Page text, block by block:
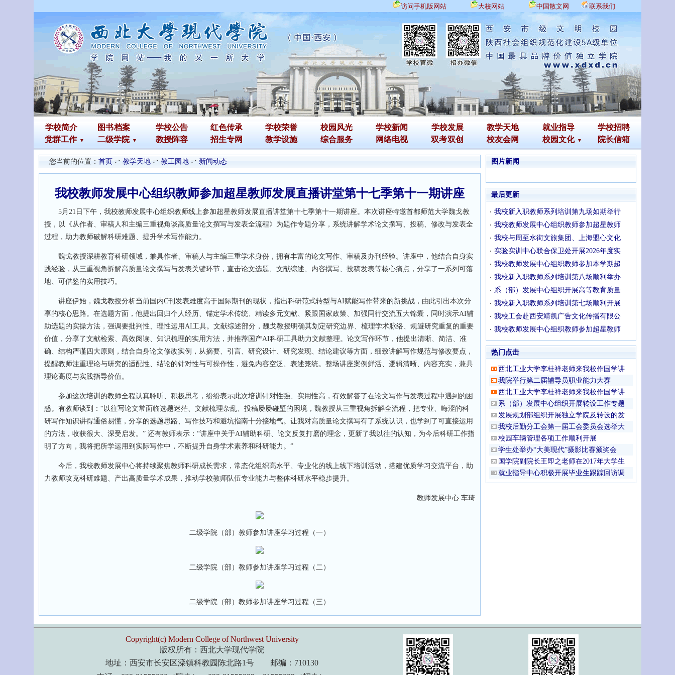
访问手机版网站 大校网站 中国散文网 联系我们
学校简介 图书档案 学校公告 红色传承 学校荣誉 校园风光 学校新闻 学校发展 教学天地 就业指导
学校招聘
党群工作
二级学院 教授阵容 招生专网 教学设施 综合服务 网络电视 双考双创 校友会网 校园文化 院长信箱
您当前的位置： 首页 ⇌ 教学天地 ⇌ 教工园地 ⇌ 新闻动态
我校教师发展中心组织教师参加超星教师发展直播讲堂第十七季第十一期讲座
5月21日下午，我校教师发展中心组织教师线上参加超星教师发展直播讲堂第十七季第十一期讲座。本次讲座特邀首都师范大学魏戈教
授，以《从作者、审稿人和主编三重视角谈高质量论文撰写与发表全流程》为题作专题分享，系统讲解学术论文撰写、投稿、修改与发表全
过程，助力教师破解科研难题、提升学术写作能力。
魏戈教授深耕教育科研领域，兼具作者、审稿人与主编三重学术身份，拥有丰富的论文写作、审稿及办刊经验。讲座中，他结合自身实
践经验，从三重视角拆解高质量论文撰写与发表关键环节，直击论文选题、文献综述、内容撰写、投稿发表等核心痛点，分享了一系列可落
地、可借鉴的实用技巧。
讲座伊始，魏戈教授分析当前国内C刊发表难度高于国际期刊的现状，指出科研范式转型与AI赋能写作带来的新挑战，由此引出本次分
享的核心思路。在选题方面，他提出回归个人经历、锚定学术传统、精读多元文献、紧跟国家政策、加强同行交流五大锦囊，同时演示AI辅
助选题的实操方法，强调要批判性、理性运用AI工具。文献综述部分，魏戈教授明确其划定研究边界、梳理学术脉络、规避研究重复的重要
价值，分享了文献检索、高效阅读、知识梳理的实用方法，并推荐国产AI科研工具助力文献整理。论文写作环节，他提出清晰、简洁、准
确、结构严谨四大原则，结合自身论文修改实例，从摘要、引言、研究设计、研究发现、结论建议等方面，细致讲解写作规范与修改要点，
提醒教师注重理论与研究的适配性、结论的针对性与可操作性，避免内容空泛、表述笼统。整场讲座案例鲜活、逻辑清晰、内容充实，兼具
理论高度与实践指导价值。
参加这次培训的教师全程认真聆听、积极思考，纷纷表示此次培训针对性强、实用性高，有效解答了在论文写作与发表过程中遇到的困
惑。有教师谈到：“以往写论文常面临选题迷茫、文献梳理杂乱、投稿屡屡碰壁的困境，魏教授从三重视角拆解全流程，把专业、晦涩的科
研写作知识讲得通俗易懂，分享的选题思路、写作技巧和避坑指南十分接地气。让我对高质量论文撰写有了系统认识，也学到了可直接运用
的方法，收获很大、深受启发。” 还有教师表示：“讲座中关于AI辅助科研、论文反复打磨的理念，更新了我以往的认知，为今后科研工作指
明了方向，我将把所学运用到实际写作中，不断提升自身学术素养和科研能力。”
今后，我校教师发展中心将持续聚焦教师科研成长需求，常态化组织高水平、专业化的线上线下培训活动，搭建优质学习交流平台，助
力教师攻克科研难题、产出高质量学术成果，推动学校教师队伍专业能力与整体科研水平稳步提升。
教师发展中心 车琦
二级学院（部）教师参加讲座学习过程（一）
二级学院（部）教师参加讲座学习过程（二）
二级学院（部）教师参加讲座学习过程（三）
图片新闻
最后更新
我校新入职教师系列培训第九场如期举行
我校教师发展中心组织教师参加超星教师
我校与周至水街文旅集团、上海盟心文化
实验实训中心联合保卫处开展2026年度实
我校教师发展中心组织教师参加本学期超
我校新入职教师系列培训第八场顺利举办
系（部）发展中心组织开展高等教育质量
我校新入职教师系列培训第七场顺利开展
我校工会赴西安靖凯广告文化传播有限公
我校教师发展中心组织教师参加超星教师
热门点击
西北工业大学李桂祥老师来我校作国学讲
我院举行第二届辅导员职业能力大赛
西北工业大学李桂祥老师来我校作国学讲
系（部）发展中心组织开展转设工作专题
发展规划部组织开展独立学院及转设的发
我校后勤分工会第一届工会委员会选举大
校园车辆管理各项工作顺利开展
学生处举办“大美现代”摄影比赛颁奖会
国学院副院长王即之老师在2017年大学生
就业指导中心积极开展毕业生跟踪回访调
Copyright(c) Modern College of Northwest University
版权所有：西北大学现代学院
地址：西安市长安区滦镇科教园陈北路1号 邮编：710130